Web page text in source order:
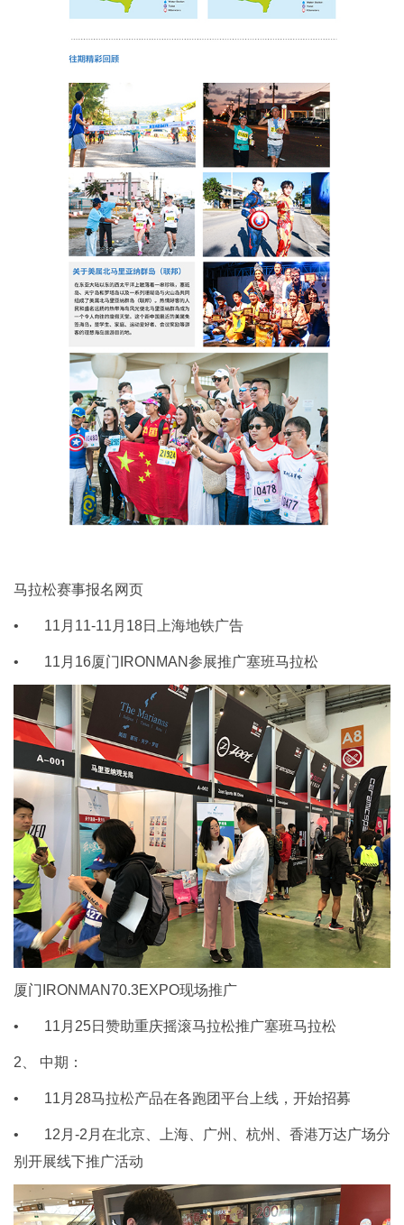
马拉松赛事报名网页
• 11月11-11月18日上海地铁广告
• 11月16厦门IRONMAN参展推广塞班马拉松
厦门IRONMAN70.3EXPO现场推广
• 11月25日赞助重庆摇滚马拉松推广塞班马拉松
2、 中期：
• 11月28马拉松产品在各跑团平台上线，开始招募
• 12月-2月在北京、上海、广州、杭州、香港万达广场分
别开展线下推广活动